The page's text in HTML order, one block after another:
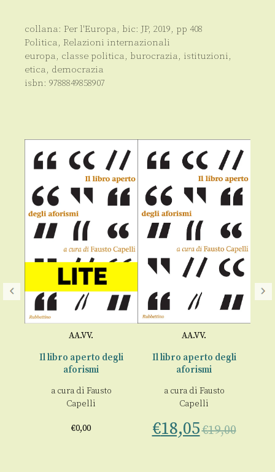
collana: Per l'Europa, bic: JP, 2019, pp 408
Politica, Relazioni internazionali
europa, classe politica, burocrazia, istituzioni,
etica, democrazia
isbn: 9788849858907
AA.VV.
Il libro aperto degli
aforismi
a cura di Fausto
Capelli
€0,00
AA.VV.
Il libro aperto degli
aforismi
a cura di Fausto
Capelli
€18,05€19,00